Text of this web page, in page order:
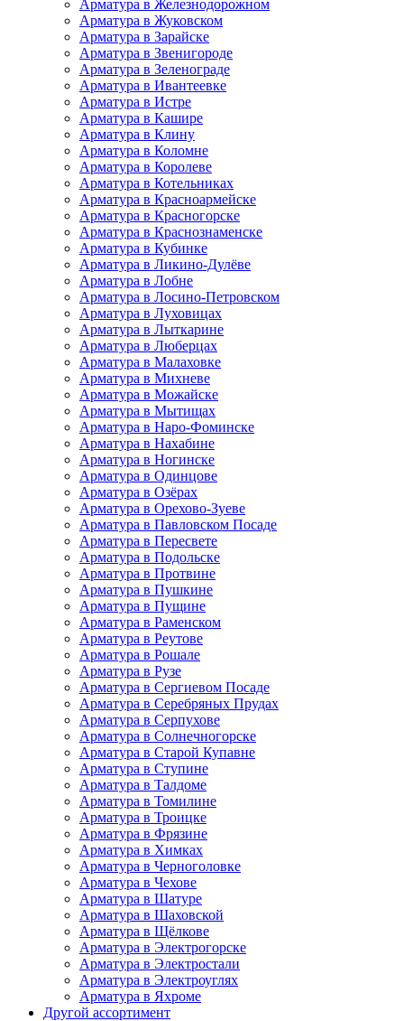
Арматура в Железнодорожном
Арматура в Жуковском
Арматура в Зарайске
Арматура в Звенигороде
Арматура в Зеленограде
Арматура в Ивантеевке
Арматура в Истре
Арматура в Кашире
Арматура в Клину
Арматура в Коломне
Арматура в Королеве
Арматура в Котельниках
Арматура в Красноармейске
Арматура в Красногорске
Арматура в Краснознаменске
Арматура в Кубинке
Арматура в Ликино-Дулёве
Арматура в Лобне
Арматура в Лосино-Петровском
Арматура в Луховицах
Арматура в Лыткарине
Арматура в Люберцах
Арматура в Малаховке
Арматура в Михневе
Арматура в Можайске
Арматура в Мытищах
Арматура в Наро-Фоминске
Арматура в Нахабине
Арматура в Ногинске
Арматура в Одинцове
Арматура в Озёрах
Арматура в Орехово-Зуеве
Арматура в Павловском Посаде
Арматура в Пересвете
Арматура в Подольске
Арматура в Протвине
Арматура в Пушкине
Арматура в Пущине
Арматура в Раменском
Арматура в Реутове
Арматура в Рошале
Арматура в Рузе
Арматура в Сергиевом Посаде
Арматура в Серебряных Прудах
Арматура в Серпухове
Арматура в Солнечногорске
Арматура в Старой Купавне
Арматура в Ступине
Арматура в Талдоме
Арматура в Томилине
Арматура в Троицке
Арматура в Фрязине
Арматура в Химках
Арматура в Черноголовке
Арматура в Чехове
Арматура в Шатуре
Арматура в Шаховской
Арматура в Щёлкове
Арматура в Электрогорске
Арматура в Электростали
Арматура в Электроуглях
Арматура в Яхроме
Другой ассортимент